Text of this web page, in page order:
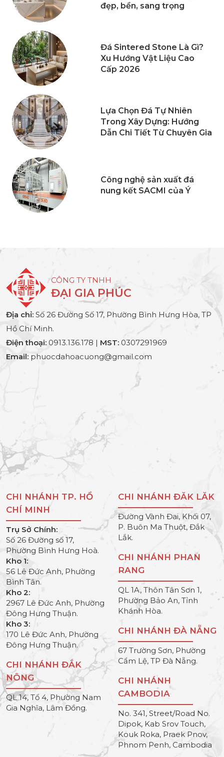
đẹp, bền, sang trọng
Đá Sintered Stone Là Gì?
Xu Hướng Vật Liệu Cao
Cấp 2026
Lựa Chọn Đá Tự Nhiên
Trong Xây Dựng: Hướng
Dẫn Chi Tiết Từ Chuyên Gia
Công nghệ sản xuất đá
nung kết SACMI của Ý
CÔNG TY TNHH
ĐẠI GIA PHÚC
Địa chỉ: Số 26 Đường Số 17, Phường Bình Hưng Hòa, TP
Hồ Chí Minh.
Điện thoại: 0913.136.178 | MST: 0307291969
Email: phuocdahoacuong@gmail.com
CHI NHÁNH TP. HỒ
CHÍ MINH
Trụ Sở Chính:
Số 26 Đường số 17,
Phường Bình Hưng Hoà.
Kho 1:
56 Lê Đức Anh, Phường
Bình Tân.
Kho 2:
2967 Lê Đức Anh, Phường
Đông Hưng Thuận.
Kho 3:
170 Lê Đức Anh, Phường
Đông Hưng Thuận.
CHI NHÁNH ĐẮK
NÔNG
QL 14, Tổ 4, Phường Nam
Gia Nghĩa, Lâm Đồng.
CHI NHÁNH ĐĂK LĂK
Đường Vành Đai, Khối 07,
P. Buôn Ma Thuột, Đắk
Lắk.
CHI NHÁNH PHAN
RANG
QL 1A, Thôn Tân Sơn 1,
Phường Bảo An, Tỉnh
Khánh Hòa.
CHI NHÁNH ĐÀ NẴNG
67 Trường Sơn, Phường
Cẩm Lệ, TP Đà Nẵng.
CHI NHÁNH
CAMBODIA
No. 341, Street/Road No.
Dipok, Kab Srov Touch,
Kouk Roka, Praek Pnov,
Phnom Penh, Cambodia